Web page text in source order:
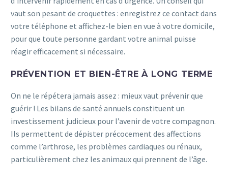
vaut son pesant de croquettes : enregistrez ce contact dans
votre téléphone et affichez-le bien en vue à votre domicile,
pour que toute personne gardant votre animal puisse
réagir efficacement si nécessaire.
PRÉVENTION ET BIEN-ÊTRE À LONG TERME
On ne le répétera jamais assez : mieux vaut prévenir que
guérir ! Les bilans de santé annuels constituent un
investissement judicieux pour l’avenir de votre compagnon.
Ils permettent de dépister précocement des affections
comme l’arthrose, les problèmes cardiaques ou rénaux,
particulièrement chez les animaux qui prennent de l’âge.